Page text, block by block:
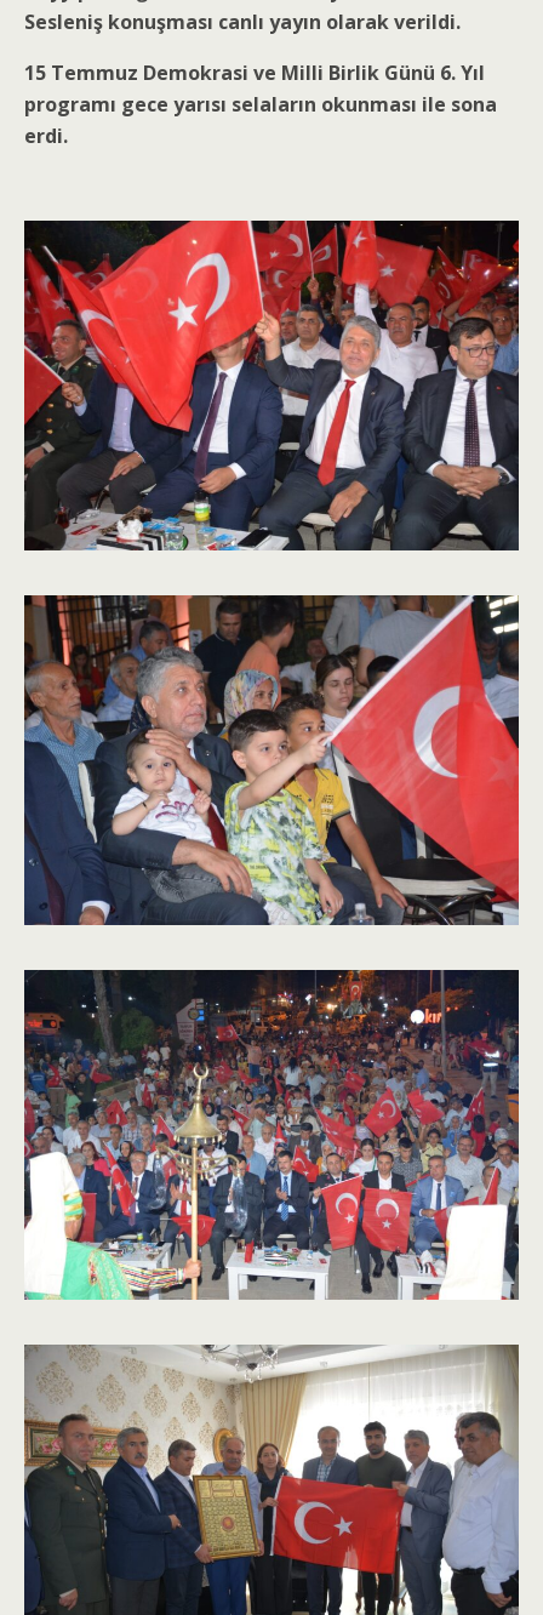
Sesleniş konuşması canlı yayın olarak verildi.
15 Temmuz Demokrasi ve Milli Birlik Günü 6. Yıl
programı gece yarısı selaların okunması ile sona
erdi.